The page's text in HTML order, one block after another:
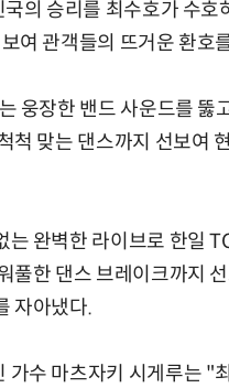
의 승리를 최수호가 수
여 관객들의 뜨거운 환호
웅장한 밴드 사운드를 뚫
척 맞는 댄스까지 선보여
는 완벽한 라이브로 한일
풀한 댄스 브레이크까지
자아냈다.
가수 마츠자키 시게루는 "